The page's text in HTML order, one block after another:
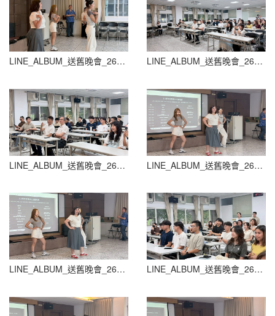
LINE_ALBUM_送舊晚會_260604_140 LINE_ALBUM_送舊晚會_260604_141
LINE_ALBUM_送舊晚會_260604_142 LINE_ALBUM_送舊晚會_260604_143
LINE_ALBUM_送舊晚會_260604_144 LINE_ALBUM_送舊晚會_260604_145